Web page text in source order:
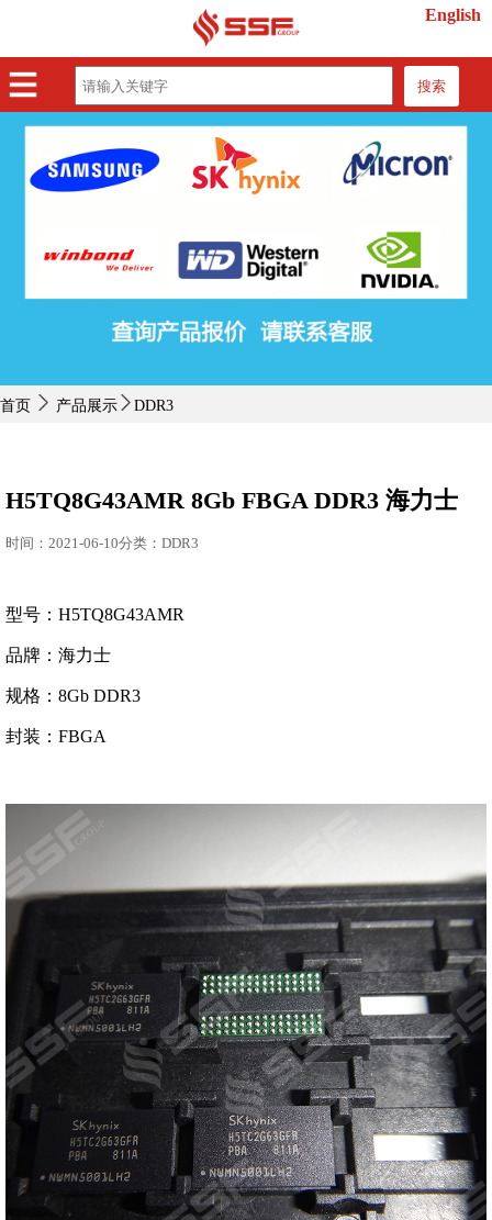
English
搜索
首页
产品展示
行业动态
首页 产品展示 DDR3
H5TQ8G43AMR 8Gb FBGA DDR3 海力士
时间：2021-06-10分类：DDR3
型号：H5TQ8G43AMR
品牌：海力士
规格：8Gb DDR3
封装：FBGA